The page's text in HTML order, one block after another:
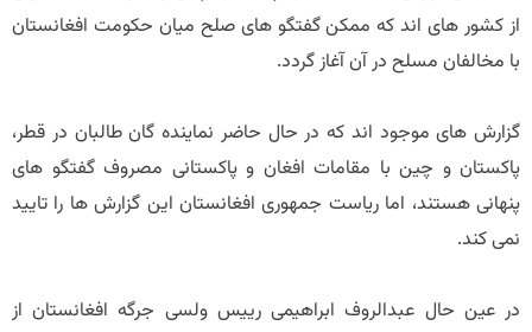
از کشور های اند که ممکن گفتگو های صلح میان حکومت افغانستان
با مخالفان مسلح در آن آغاز گردد.
گزارش های موجود اند که در حال حاضر نماینده گان طالبان در قطر،
پاکستان و چین با مقامات افغان و پاکستانی مصروف گفتگو های
پنهانی هستند، اما ریاست جمهوری افغانستان این گزارش ها را تایید
نمی کند.
در عین حال عبدالروف ابراهیمی رییس ولسی جرگه افغانستان از